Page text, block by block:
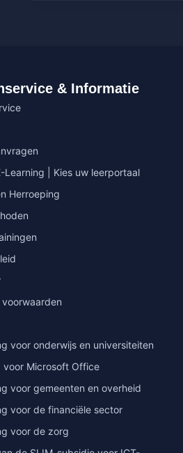
& Informatie
Learning | Kies uw leerportaal
Herroeping
voorwaarden
voor onderwijs en universiteiten
voor Microsoft Office
voor gemeenten en overheid
voor de financiële sector
voor de zorg